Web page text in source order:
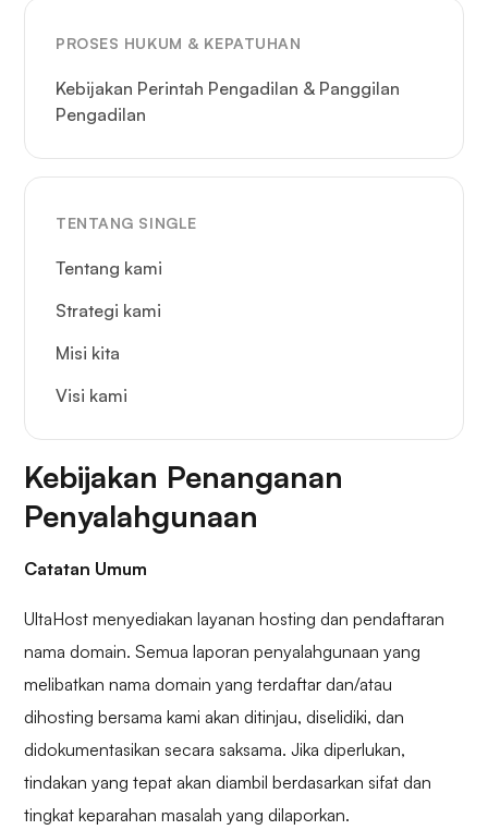
PROSES HUKUM & KEPATUHAN
Kebijakan Perintah Pengadilan & Panggilan
Pengadilan
TENTANG SINGLE
Tentang kami
Strategi kami
Misi kita
Visi kami
Kebijakan Penanganan
Penyalahgunaan
Catatan Umum
UltaHost menyediakan layanan hosting dan pendaftaran
nama domain. Semua laporan penyalahgunaan yang
melibatkan nama domain yang terdaftar dan/atau
dihosting bersama kami akan ditinjau, diselidiki, dan
didokumentasikan secara saksama. Jika diperlukan,
tindakan yang tepat akan diambil berdasarkan sifat dan
tingkat keparahan masalah yang dilaporkan.